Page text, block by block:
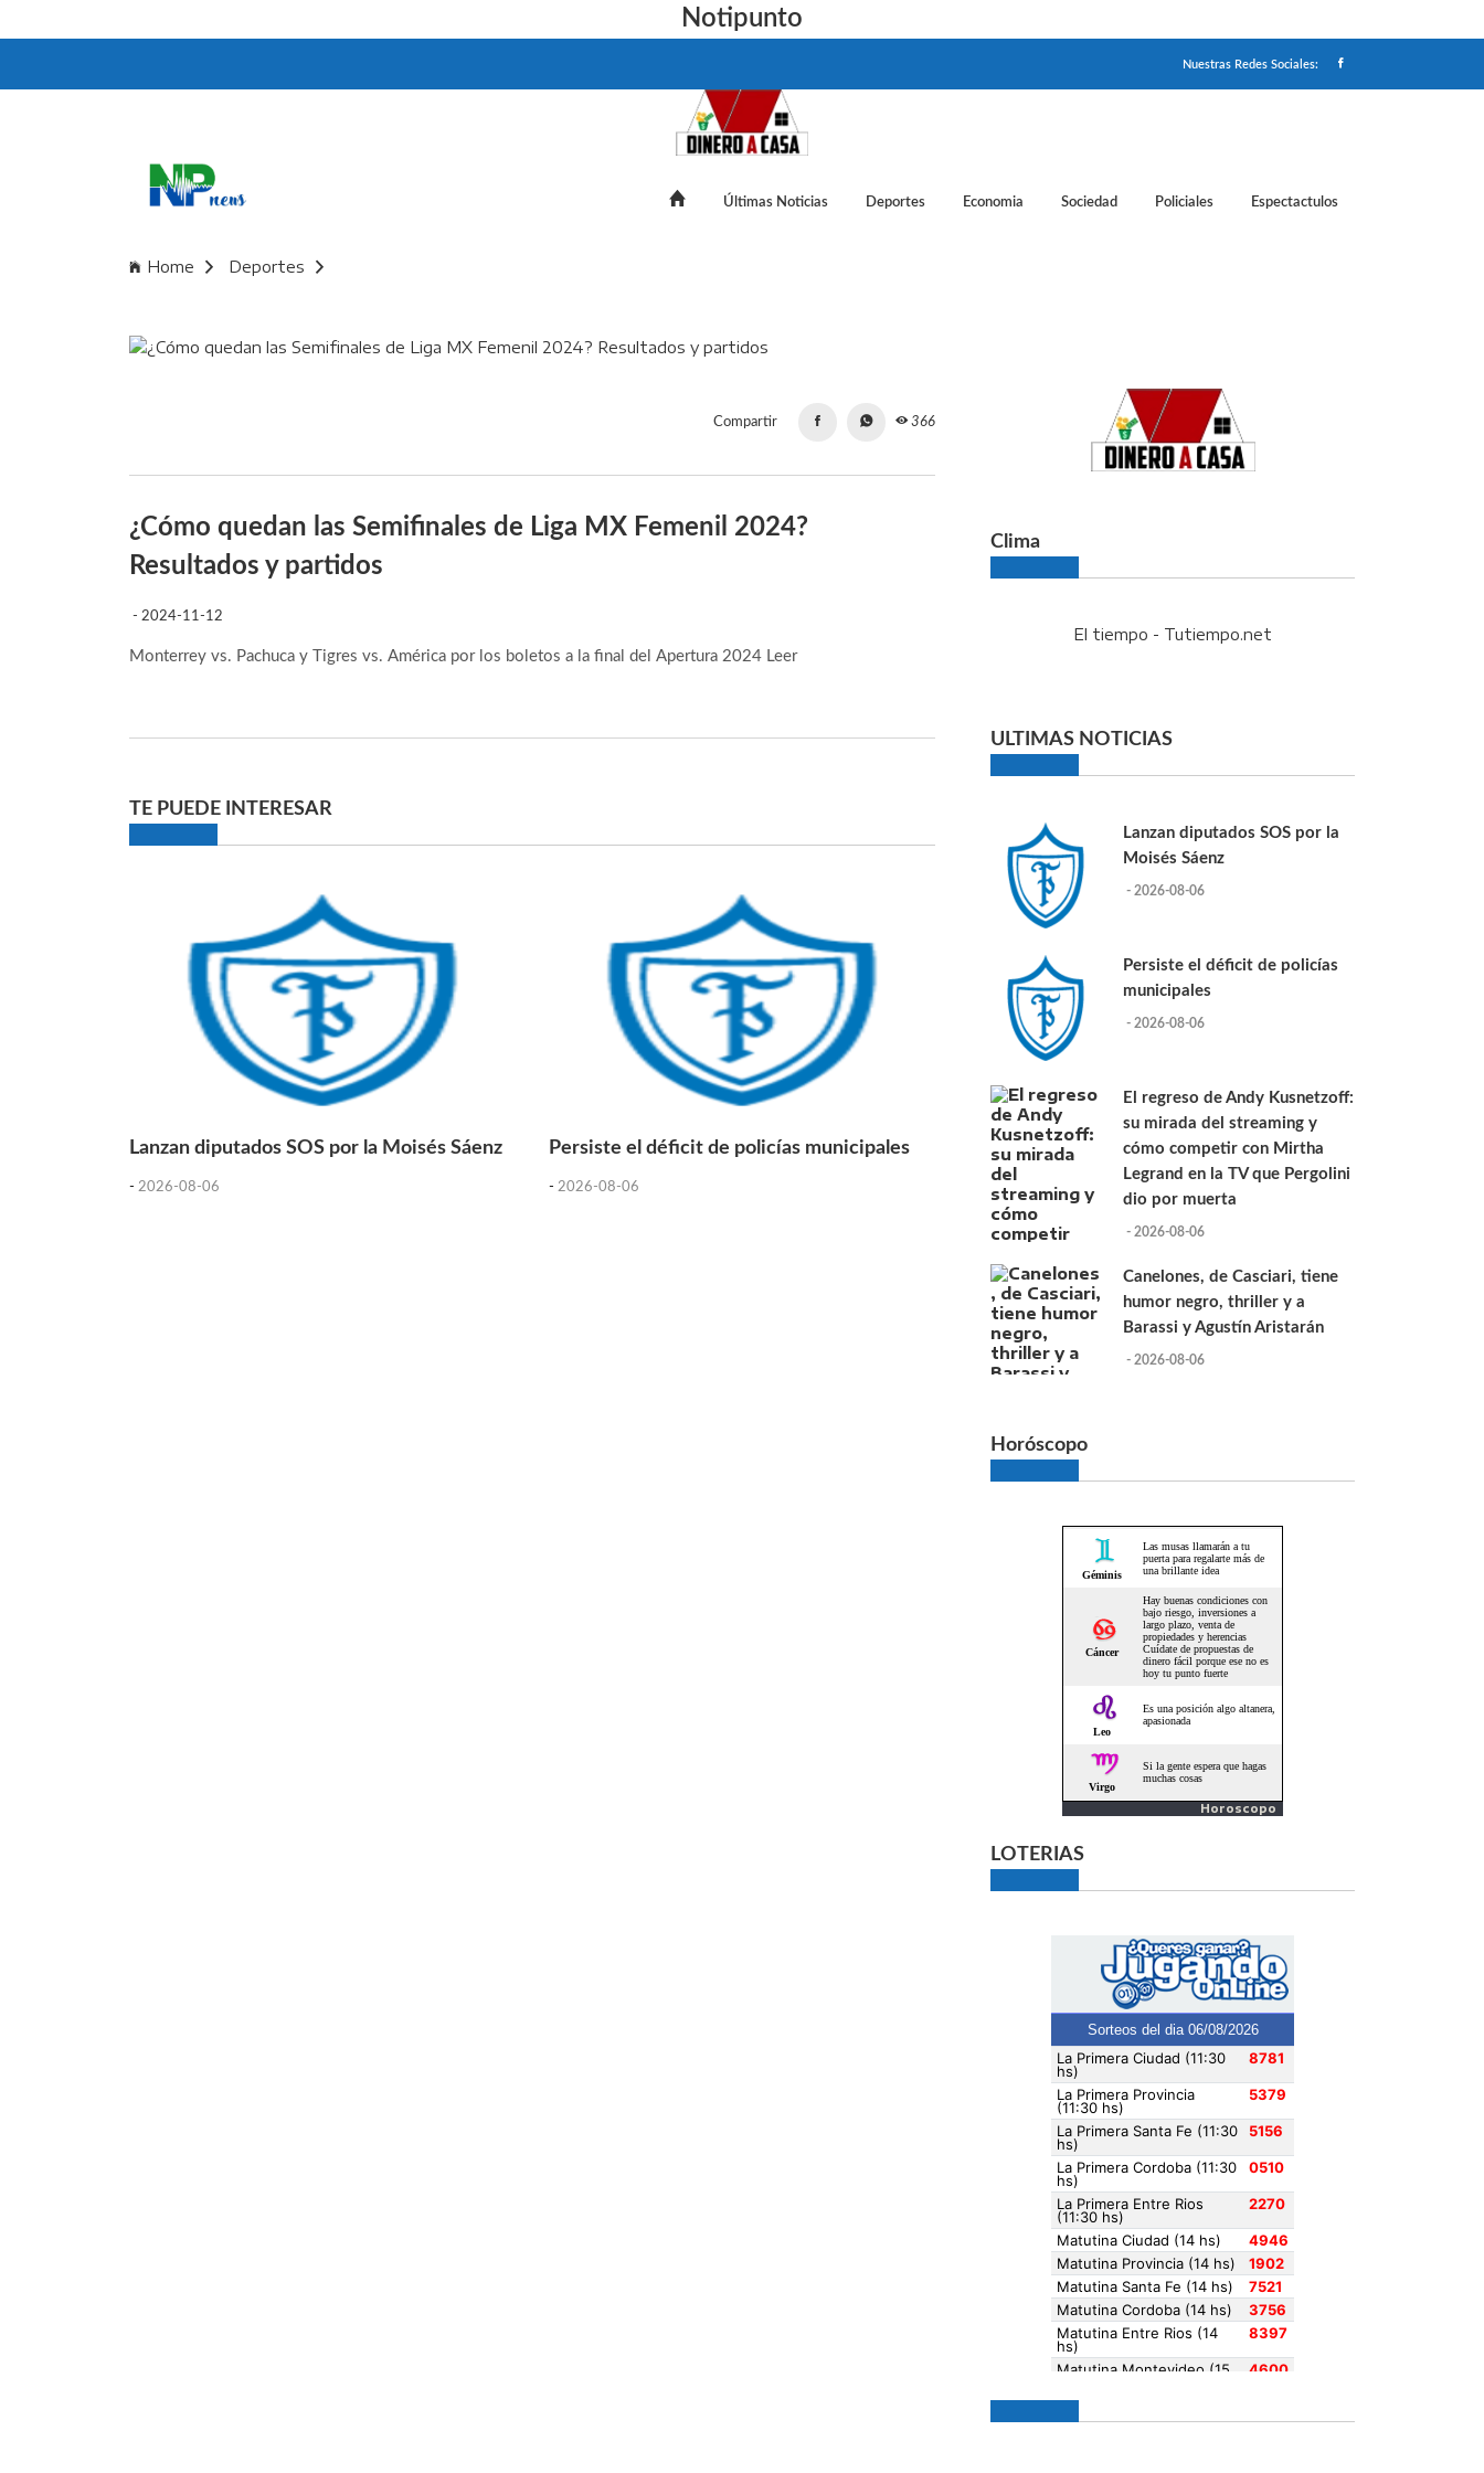
Notipunto
Nuestras Redes Sociales:
Últimas Noticias Deportes Economia Sociedad Policiales Espectactulos
Home Deportes
Compartir 366
¿Cómo quedan las Semifinales de Liga MX Femenil 2024?
Resultados y partidos
- 2024-11-12
Monterrey vs. Pachuca y Tigres vs. América por los boletos a la final del Apertura 2024 Leer
TE PUEDE INTERESAR
Lanzan diputados SOS por la Moisés Sáenz
- 2026-08-06
Persiste el déficit de policías municipales
- 2026-08-06
Clima
El tiempo - Tutiempo.net
ULTIMAS NOTICIAS
Lanzan diputados SOS por la
Moisés Sáenz
- 2026-08-06
Persiste el déficit de policías
municipales
- 2026-08-06
El regreso de Andy Kusnetzoff:
su mirada del streaming y
cómo competir con Mirtha
Legrand en la TV que Pergolini
dio por muerta
- 2026-08-06
Canelones, de Casciari, tiene
humor negro, thriller y a
Barassi y Agustín Aristarán
- 2026-08-06
Horóscopo
Horoscopo
LOTERIAS